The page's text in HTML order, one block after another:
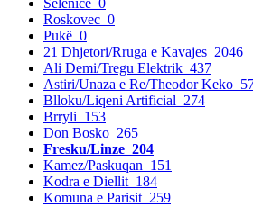
Roskovec 0
Pukë 0
21 Dhjetori/Rruga e Kavajes 2046
Ali Demi/Tregu Elektrik 437
Astiri/Unaza e Re/Theodor Keko
Blloku/Liqeni Artificial 274
Brryli 153
Don Bosko 265
Fresku/Linze 204
Kamez/Paskuqan 151
Kodra e Diellit 184
Komuna e Parisit 259